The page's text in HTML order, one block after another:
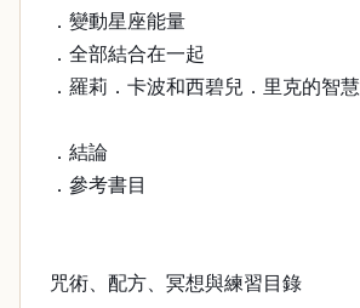
．變動星座能量
．全部結合在一起
．羅莉．卡波和西碧兒．里克的智慧
．結論
．參考書目
咒術、配方、冥想與練習目錄